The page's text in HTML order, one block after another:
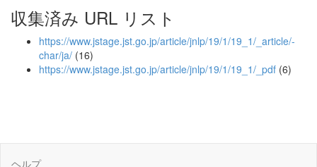
収集済み URL リスト
https://www.jstage.jst.go.jp/article/jnlp/19/1/19_1/_article/-
char/ja/ (16)
https://www.jstage.jst.go.jp/article/jnlp/19/1/19_1/_pdf (6)
ヘルプ